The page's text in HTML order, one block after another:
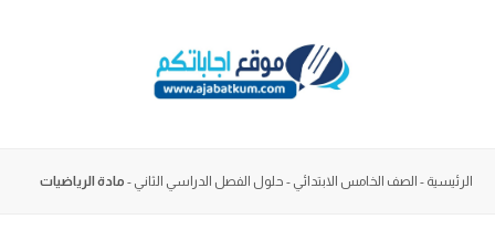
الرئيسية - الصف الخامس الابتدائي - حلول الفصل الدراسي الثاني - مادة الرياضيات